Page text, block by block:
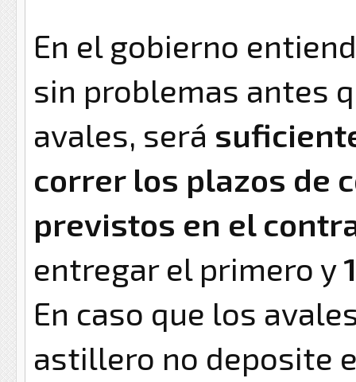
En el gobierno
sin problemas antes
avales, será
correr los plazos de
previstos en el
entregar el primero y
En caso que los
astillero no deposite